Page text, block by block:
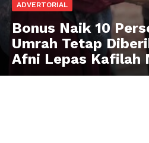
ADVERTORIAL
Bonus Naik 10
Umrah Tetap
Afni Lepas Kafilah